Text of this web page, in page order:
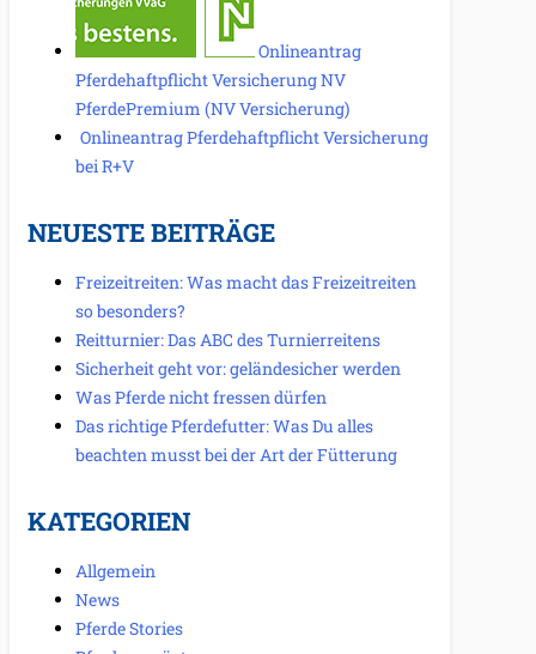
Onlineantrag
Pferdehaftpflicht Versicherung NV
PferdePremium (NV Versicherung)
Onlineantrag Pferdehaftpflicht Versicherung
bei R+V
NEUESTE BEITRÄGE
Freizeitreiten: Was macht das Freizeitreiten
so besonders?
Reitturnier: Das ABC des Turnierreitens
Sicherheit geht vor: geländesicher werden
Was Pferde nicht fressen dürfen
Das richtige Pferdefutter: Was Du alles
beachten musst bei der Art der Fütterung
KATEGORIEN
Allgemein
News
Pferde Stories